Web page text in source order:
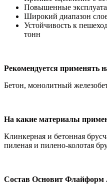
Повышенные
Широкий диапазон
Устойчивость к
тонн
Рекомендуется применять
Бетон, монолитный
На какие материалы
Клинкерная и бетонная
пиленая и пилено-колотая
Состав Основит Флайформ